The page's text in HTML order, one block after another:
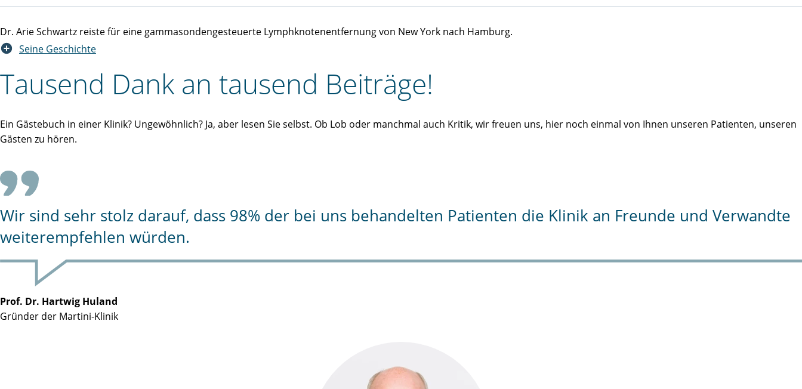
Dr. Arie Schwartz reiste für eine gammasondengesteuerte Lymphknotenentfernung von New York nach Hamburg.
Seine Geschichte
Tausend Dank an tausend Beiträge!
Ein Gästebuch in einer Klinik? Ungewöhnlich? Ja, aber lesen Sie selbst. Ob Lob oder manchmal auch Kritik, wir freuen uns, hier noch einmal von Ihnen unseren Patienten, unseren
Gästen zu hören.
Wir sind sehr stolz darauf, dass 98% der bei uns behandelten Patienten die Klinik an Freunde und Verwandte
weiterempfehlen würden.
Prof. Dr. Hartwig Huland
Gründer der Martini-Klinik